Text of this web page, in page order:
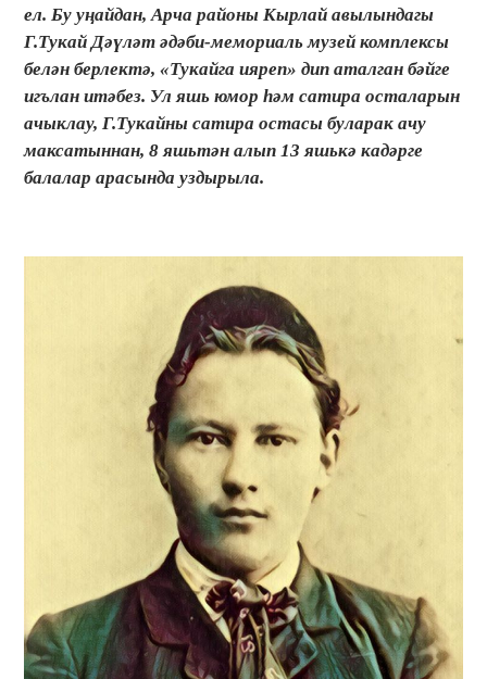
ел. Бу уңайдан, Арча районы Кырлай авылындагы
Г.Тукай Дәүләт әдәби-мемориаль музей комплексы
белән берлектә, «Тукайга ияреп» дип аталган бәйге
игълан итәбез. Ул яшь юмор һәм сатира осталарын
ачыклау, Г.Тукайны сатира остасы буларак ачу
максатыннан, 8 яшьтән алып 13 яшькә кадәрге
балалар арасында уздырыла.